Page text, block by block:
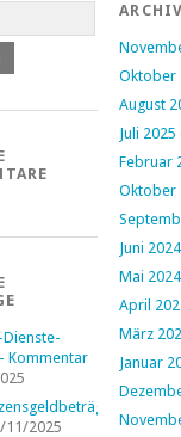
Kommentar
11/2025
ARCHIV
Oktober
August
Juli 2025
Februar
Oktober
Juni 2024
Mai 2024
April
März
Januar